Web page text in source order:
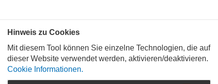
Hinweis zu Cookies
Mit diesem Tool können Sie einzelne Technologien, die auf
dieser Website verwendet werden, aktivieren/deaktivieren.
Cookie Informationen.